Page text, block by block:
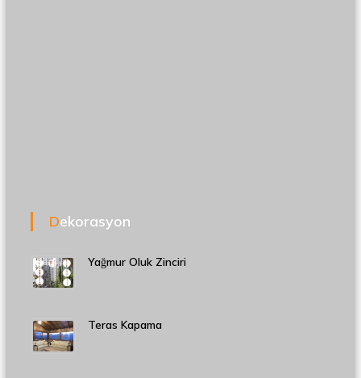
Dekorasyon
Yağmur Oluk Zinciri
Teras Kapama